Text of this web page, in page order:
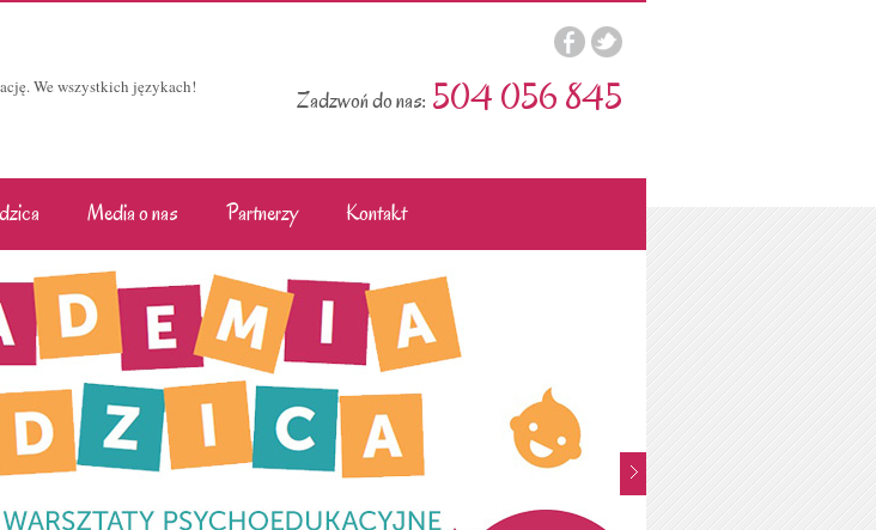
We wszystkich językach! 504 056 845
Zadzwoń do nas:
Media o nas Partnerzy Kontakt